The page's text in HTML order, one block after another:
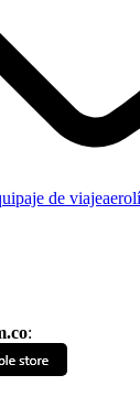
de viaje
: